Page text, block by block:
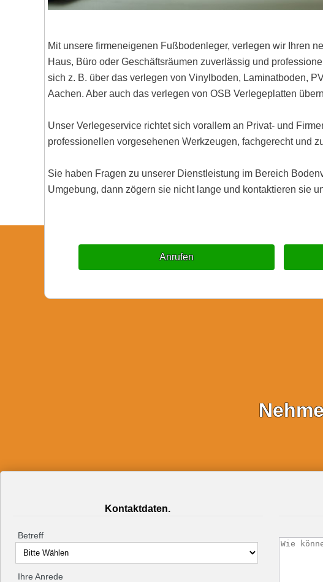
Mit unsere firmeneigenen Fußbodenleger, verlegen wir Ihren
Haus, Büro oder Geschäftsräumen zuverlässig und
sich z. B. über das verlegen von Vinylboden, Laminatboden,
Aachen. Aber auch das verlegen von OSB Verlegeplatten
Unser Verlegeservice richtet sich vorallem an Privat- und
professionellen vorgesehenen Werkzeugen, fachgerecht und
Sie haben Fragen zu unserer Dienstleistung im Bereich
Umgebung, dann zögern sie nicht lange und kontaktieren sie
Anrufen
Kontaktdaten.
Betreff
Ihre Anrede